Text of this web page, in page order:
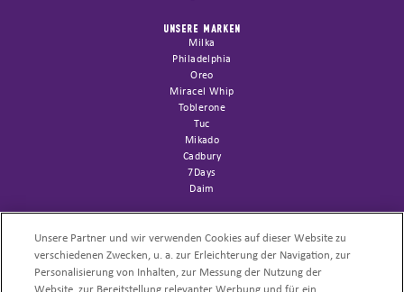
UNSERE MARKEN
Milka
Philadelphia
Oreo
Miracel Whip
Toblerone
Tuc
Mikado
Cadbury
7Days
Daim
Channelfolder
Sortimentsliste AFH
Trademark
Unsere Partner und wir verwenden Cookies auf dieser Website zu
verschiedenen Zwecken, u. a. zur Erleichterung der Navigation, zur
Personalisierung von Inhalten, zur Messung der Nutzung der